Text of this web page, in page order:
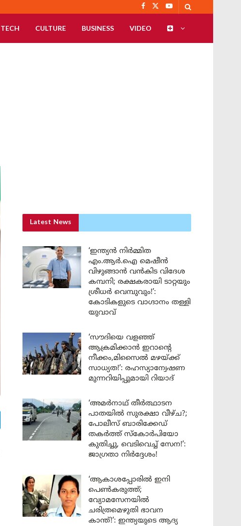
TECH CULTURE BUSINESS VIDEO
Latest News
‘ഇന്ത്യൻ നിർമ്മിത
എം.ആർ.ഐ മെഷീൻ
വിഴുങ്ങാൻ വൻകിട വിദേശ
കമ്പനി; രക്ഷകരായി ടാറ്റയും
ശ്രീധർ വെമ്പുവും!’:
കോടികളുടെ വാഗ്ദാനം തള്ളി
യുവാവ്
‘സൗദിയെ വളഞ്ഞ്
ആക്രമിക്കാൻ ഇറാന്റെ
നീക്കം,മിസൈൽ മഴയ്ക്ക്
സാധ്യത!’: രഹസ്യാന്വേഷണ
മുന്നറിയിപ്പുമായി റിയാദ്
‘അമർനാഥ് തീർത്ഥാടന
പാതയിൽ സുരക്ഷാ വീഴ്ച?;
പോലീസ് ബാരിക്കേഡ്
തകർത്ത് സ്കോർപിയോ
കുതിച്ചു, വെടിവെച്ച് സേന!’:
ജാഗ്രതാ നിർദ്ദേശം!
‘ആകാശപ്പോരിൽ ഇനി
പെൺകരുത്ത്;
വ്യോമസേനയിൽ
ചരിത്രമെഴുതി ഭാവന
കാന്ത്!’: ഇന്ത്യയുടെ ആദ്യ